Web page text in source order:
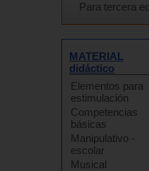
Para tercera
MATERIAL
didáctico
Elementos para
estimulación
Competencias
básicas
Manipulativo -
escolar
Musical